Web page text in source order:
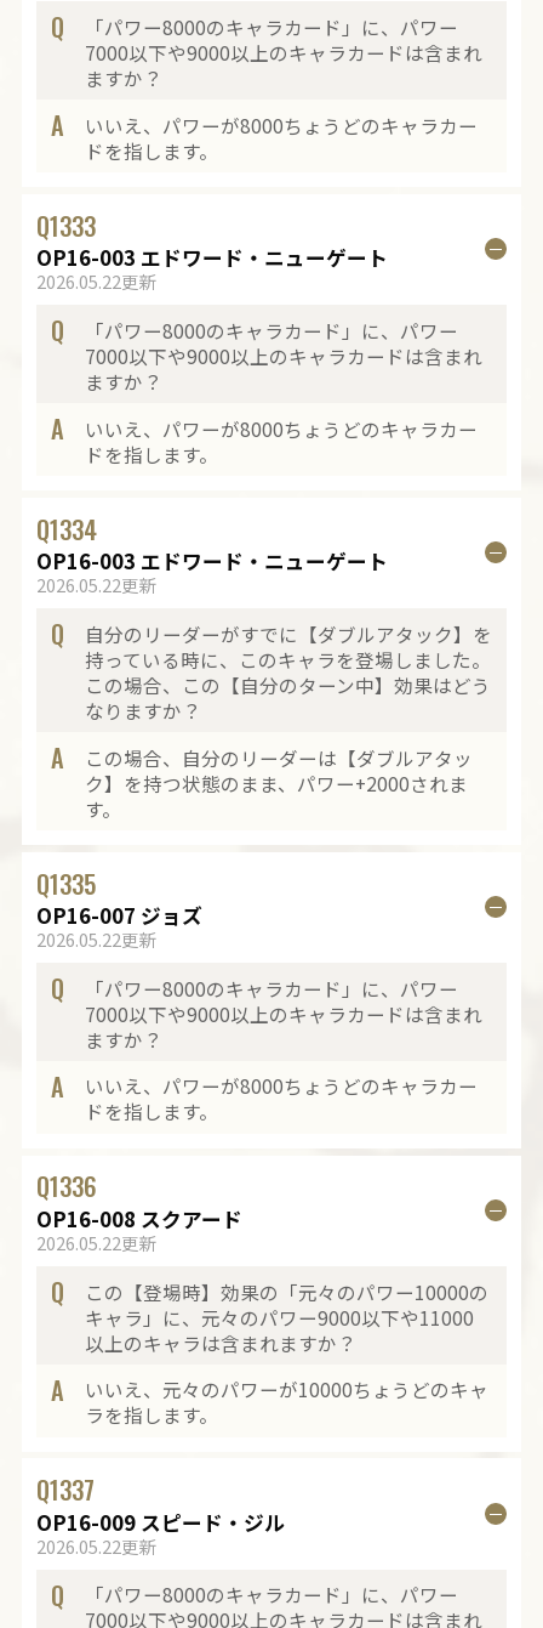
Q
「パワー8000のキャラカード」に、パワー
7000以下や9000以上のキャラカードは含まれ
ますか？
A
いいえ、パワーが8000ちょうどのキャラカー
ドを指します。
Q1333
OP16-003 エドワード・ニューゲート
2026.05.22更新
Q
「パワー8000のキャラカード」に、パワー
7000以下や9000以上のキャラカードは含まれ
ますか？
A
いいえ、パワーが8000ちょうどのキャラカー
ドを指します。
Q1334
OP16-003 エドワード・ニューゲート
2026.05.22更新
Q
自分のリーダーがすでに【ダブルアタック】を
持っている時に、このキャラを登場しました。
この場合、この【自分のターン中】効果はどう
なりますか？
A
この場合、自分のリーダーは【ダブルアタッ
ク】を持つ状態のまま、パワー+2000されま
す。
Q1335
OP16-007 ジョズ
2026.05.22更新
Q
「パワー8000のキャラカード」に、パワー
7000以下や9000以上のキャラカードは含まれ
ますか？
A
いいえ、パワーが8000ちょうどのキャラカー
ドを指します。
Q1336
OP16-008 スクアード
2026.05.22更新
Q
この【登場時】効果の「元々のパワー10000の
キャラ」に、元々のパワー9000以下や11000
以上のキャラは含まれますか？
A
いいえ、元々のパワーが10000ちょうどのキャ
ラを指します。
Q1337
OP16-009 スピード・ジル
2026.05.22更新
Q
「パワー8000のキャラカード」に、パワー
7000以下や9000以上のキャラカードは含まれ